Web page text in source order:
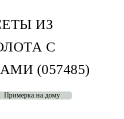
ИЗ
С
(057485)
Примерка на дому